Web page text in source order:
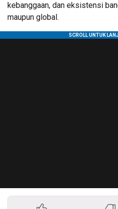
kebanggaan, dan eksistensi
maupun global.